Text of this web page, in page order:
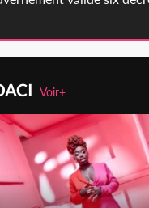
Voir+